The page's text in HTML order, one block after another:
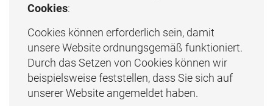
Cookies:
Cookies können erforderlich sein, damit
unsere Website ordnungsgemäß funktioniert.
Durch das Setzen von Cookies können wir
beispielsweise feststellen, dass Sie sich auf
unserer Website angemeldet haben.